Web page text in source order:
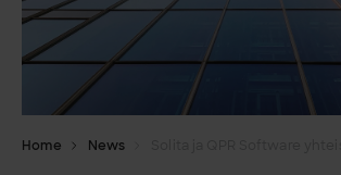
Home News